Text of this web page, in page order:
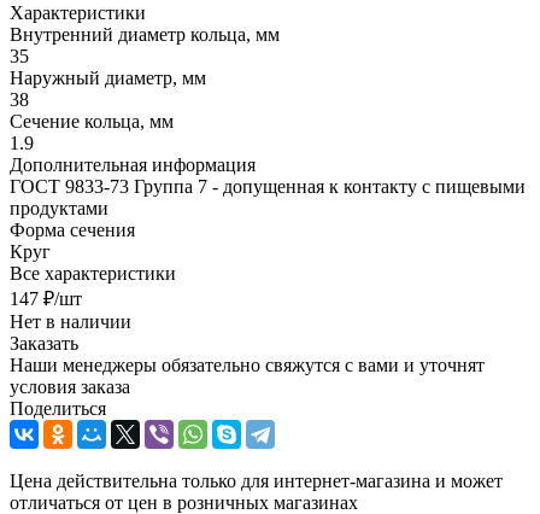
Характеристики
Внутренний диаметр кольца, мм
35
Наружный диаметр, мм
38
Сечение кольца, мм
1.9
Дополнительная информация
ГОСТ 9833-73 Группа 7 - допущенная к контакту с пищевыми
продуктами
Форма сечения
Круг
Все характеристики
147 ₽/шт
Нет в наличии
Заказать
Наши менеджеры обязательно свяжутся с вами и уточнят
условия заказа
Поделиться
Цена действительна только для интернет-магазина и может
отличаться от цен в розничных магазинах